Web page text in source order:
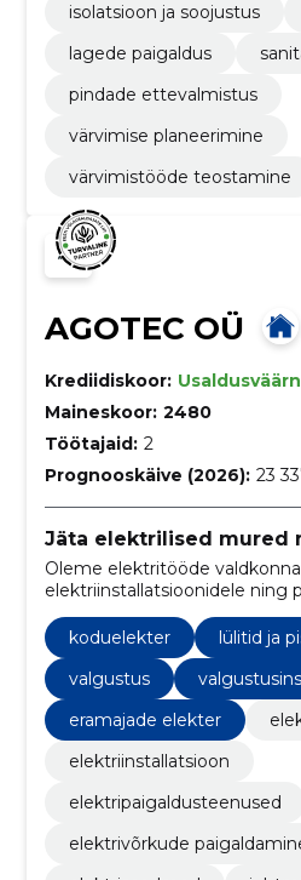
isolatsioon ja soojustus
lagede paigaldus
pindade ettevalmistus
värvimise planeerimine
värvimistööde teostamine
AGOTEC OÜ
Krediidiskoor:
Maineskoor: 2480
Töötajaid: 2
Prognooskäive (2026): 23
Jäta elektrilised mured
Oleme elektritööde
elektriinstallatsioonidele ning
kõrgekvaliteedilise teenuse
koduelekter
lülitid ja
valgustus
eramajade elekter
elektriinstallatsioon
elektripaigaldusteenused
elektrivõrkude